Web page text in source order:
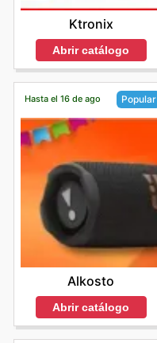
Ktronix
Abrir catálogo
Hasta el 16 de ago Popular
Alkosto
Abrir catálogo